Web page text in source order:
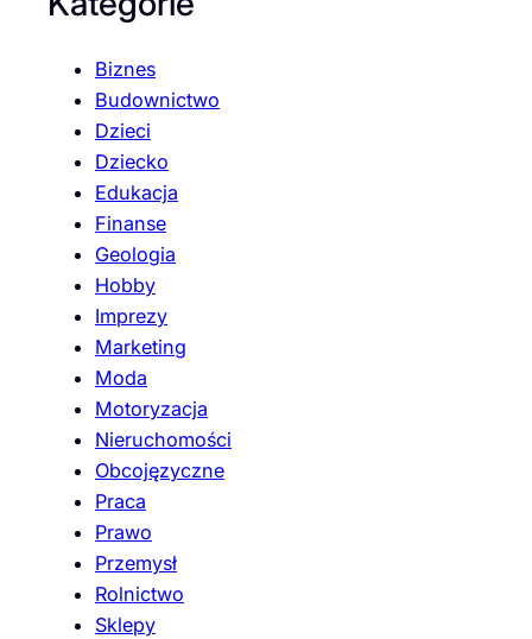
Biznes
Budownictwo
Dzieci
Dziecko
Edukacja
Finanse
Geologia
Hobby
Imprezy
Marketing
Moda
Motoryzacja
Nieruchomości
Obcojęzyczne
Praca
Prawo
Przemysł
Rolnictwo
Sklepy